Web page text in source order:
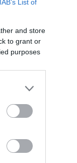
IAB’s List of
and store
to grant or
purposes
ugyanis még
iszlamista